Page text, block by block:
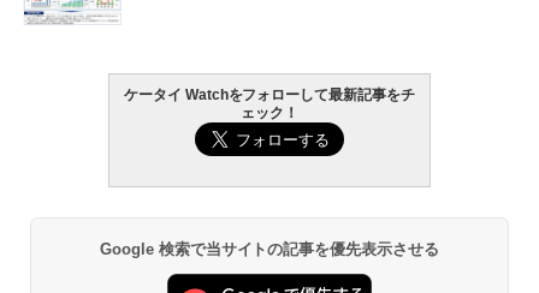
ケータイ Watchをフォローして最新記事をチ
ェック！
Google 検索で当サイトの記事を優先表示させる